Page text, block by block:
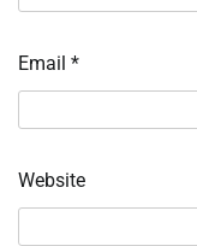
Email *
Website